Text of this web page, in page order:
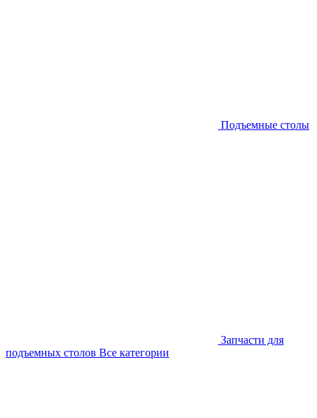
Подъемные столы
Запчасти для
подъемных столов Все категории